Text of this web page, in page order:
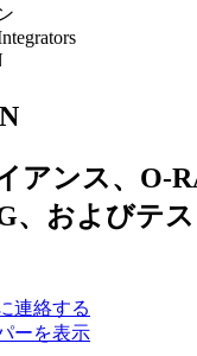
アンス、O-
、およびテ
連絡する
ーを表示